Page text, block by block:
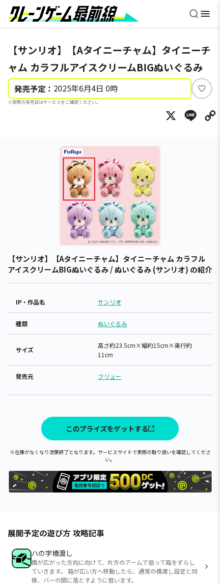
【サンリオ】【Aタイニーチャム】タイニーチ
ャム カラフルアイスクリームBIGぬいぐるみ
発売予定： 2025年6月4日 0時
※実際の発売日はサービスをご確認ください。
い
ね
X
【サンリオ】【Aタイニーチャム】タイニーチャム カラフル
アイスクリームBIGぬいぐるみ / ぬいぐるみ (サンリオ) の紹介
IP・作品名 サンリオ
種類 ぬいぐるみ
サイズ
高さ約23.5cm×幅約15cm×奥行約
11cm
発売元 フリュー
このプライズをゲットする
※在庫がなくなり次第終了となります。サービスサイトで実際の取り扱いを確認してくださ
い。
展開予定の遊び方 攻略記事
ハの字橋渡し
橋が広がった方向に向けて、片方のアームで狙って箱をずらし
ていきます。 箱が広い方へ移動したら、通常の橋渡し設定と同
様、バーの間に落とすように狙います。